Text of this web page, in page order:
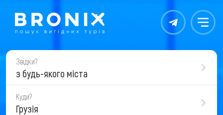
Контакты Меню
Звідки?
з будь-якого міста
Куди?
Грузія